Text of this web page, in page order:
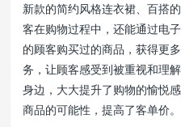
新款的简约风格连衣裙、百搭
客在购物过程中，还能通过电
的顾客购买过的商品，获得更
务，让顾客感受到被重视和理
身边，大大提升了购物的愉悦
商品的可能性，提高了客单价。